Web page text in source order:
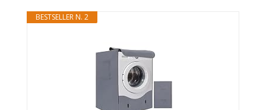
BESTSELLER N. 2